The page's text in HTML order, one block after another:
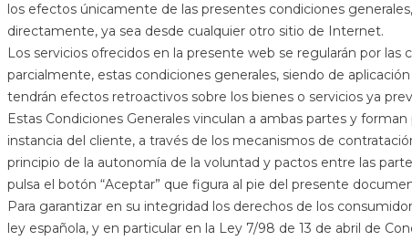
los efectos únicamente de las presentes condiciones
directamente, ya sea desde cualquier otro sitio de Internet.
Los servicios ofrecidos en la presente web se regularán por
parcialmente, estas condiciones generales, siendo de
tendrán efectos retroactivos sobre los bienes o servicios ya
Estas Condiciones Generales vinculan a ambas partes y
instancia del cliente, a través de los mecanismos de
principio de la autonomía de la voluntad y pactos entre las
pulsa el botón “Aceptar” que figura al pie del presente
Para garantizar en su integridad los derechos de los
ley española, y en particular en la Ley 7/98 de 13 de abril de